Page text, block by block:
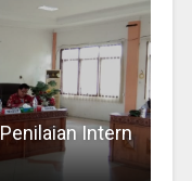
Intern